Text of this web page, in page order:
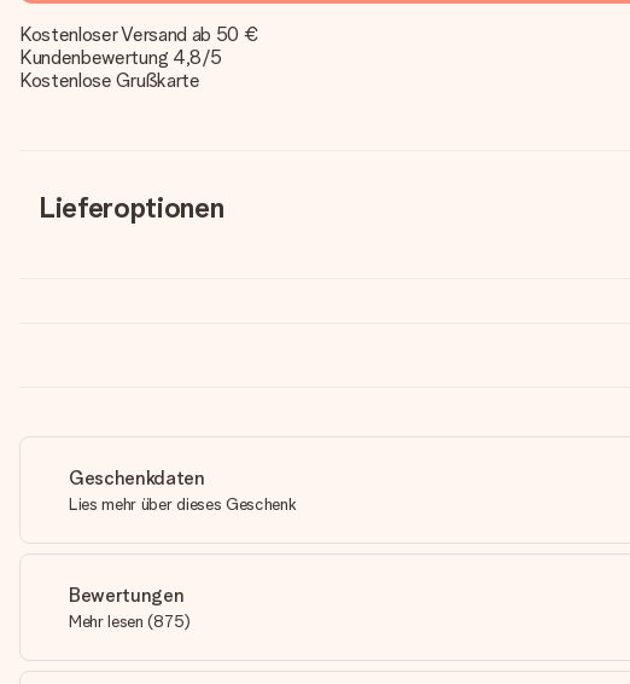
Kostenloser Versand ab 50 €
Kundenbewertung 4,8/5
Kostenlose Grußkarte
Lieferoptionen
Geschenkdaten
Lies mehr über dieses Geschenk
Bewertungen
Mehr lesen (875)